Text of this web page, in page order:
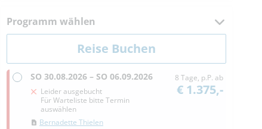
Programm wählen
SO 30.08.2026 – SO 06.09.2026
Leider ausgebucht
Für Warteliste bitte Termin
auswählen
Bernadette Thielen
8 Tage, p.P. ab
€ 1.375,-